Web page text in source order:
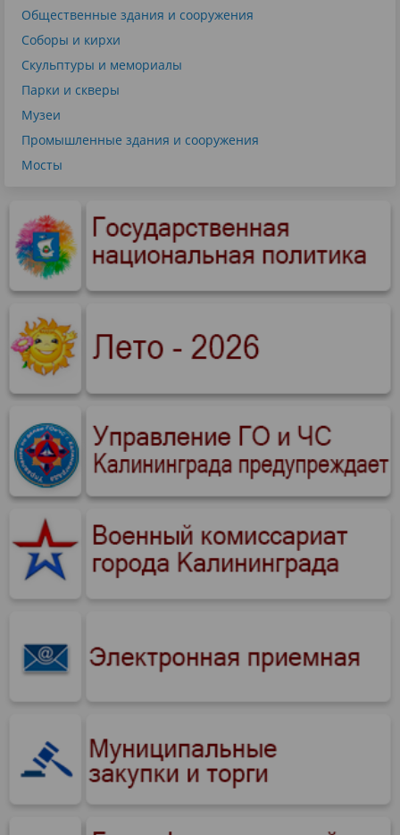
Общественные здания и сооружения
Соборы и кирхи
Скульптуры и мемориалы
Парки и скверы
Музеи
Промышленные здания и сооружения
Мосты